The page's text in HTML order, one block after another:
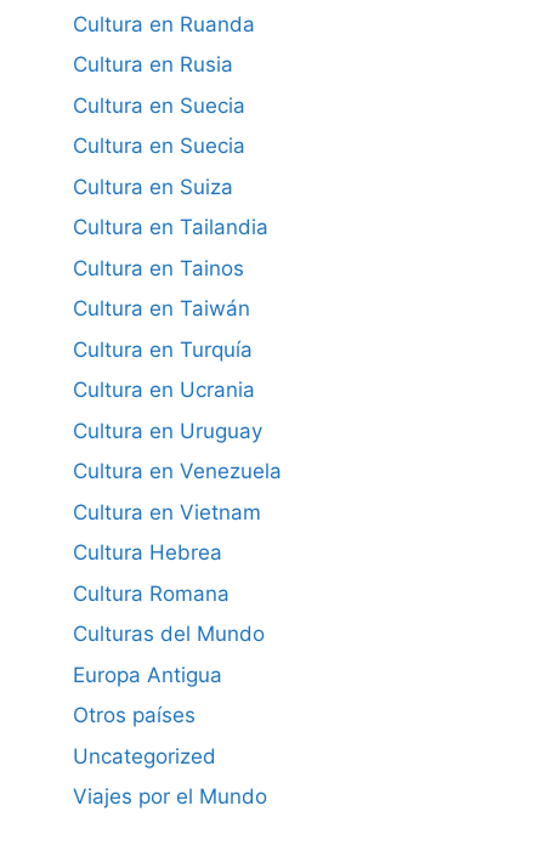
Cultura en Ruanda
Cultura en Rusia
Cultura en Suecia
Cultura en Suecia
Cultura en Suiza
Cultura en Tailandia
Cultura en Tainos
Cultura en Taiwán
Cultura en Turquía
Cultura en Ucrania
Cultura en Uruguay
Cultura en Venezuela
Cultura en Vietnam
Cultura Hebrea
Cultura Romana
Culturas del Mundo
Europa Antigua
Otros países
Uncategorized
Viajes por el Mundo